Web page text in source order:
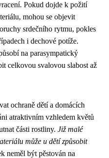
Pokud dojde k požití
mohou se objevit
srdečního rytmu, pokles
i dechové potíže.
na parasympatický
celkovou svalovou slabost až
ochraně dětí a domácích
atraktivním vzhledem květů
části rostliny. Již malé
může u dětí způsobit
neměl být pěstován na